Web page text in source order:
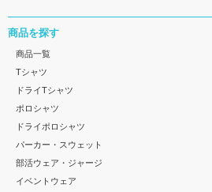
商品を探す
商品一覧
Tシャツ
ドライTシャツ
ポロシャツ
ドライポロシャツ
パーカー・スウェット
部活ウェア・ジャージ
イベントウェア